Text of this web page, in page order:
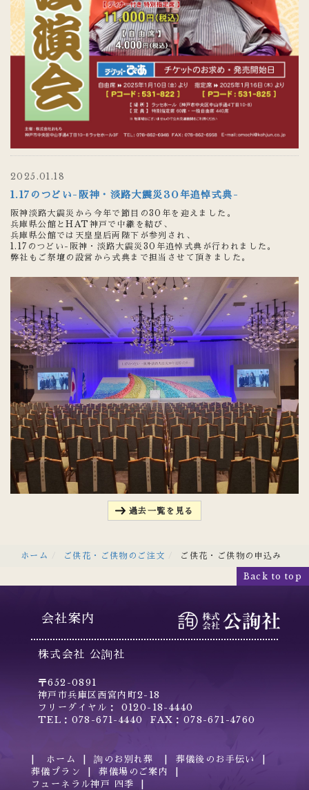
2025.01.18
1.17のつどい-阪神・淡路大震災30年追悼式典-
阪神淡路大震災から今年で節目の30年を迎えました。
兵庫県公館とHAT神戸で中継を結び、
兵庫県公館では天皇皇后両陛下が参列され、
1.17のつどい-阪神・淡路大震災30年追悼式典が行われました。
弊社もご祭壇の設営から式典まで担当させて頂きました。
過去一覧を見る
ホーム ご供花・ご供物のご注文
ご供花・ご供物の申込み
Back to top
会社案内
株式会社 公詢社
〒652-0891
神戸市兵庫区西宮内町2-18
フリーダイヤル： 0120-18-4440
TEL：078-671-4440 FAX：078-671-4760
ホーム 詢のお別れ葬
葬儀後のお手伝い
葬儀プラン
葬儀場のご案内
フューネラル神戸 四季